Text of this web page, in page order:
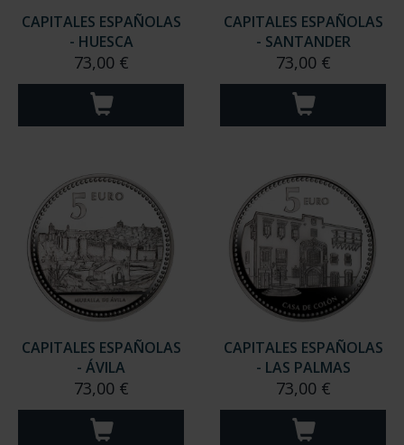
CAPITALES ESPAÑOLAS
- HUESCA
73,00 €
CAPITALES ESPAÑOLAS
- SANTANDER
73,00 €
CAPITALES ESPAÑOLAS
- ÁVILA
73,00 €
CAPITALES ESPAÑOLAS
- LAS PALMAS
73,00 €